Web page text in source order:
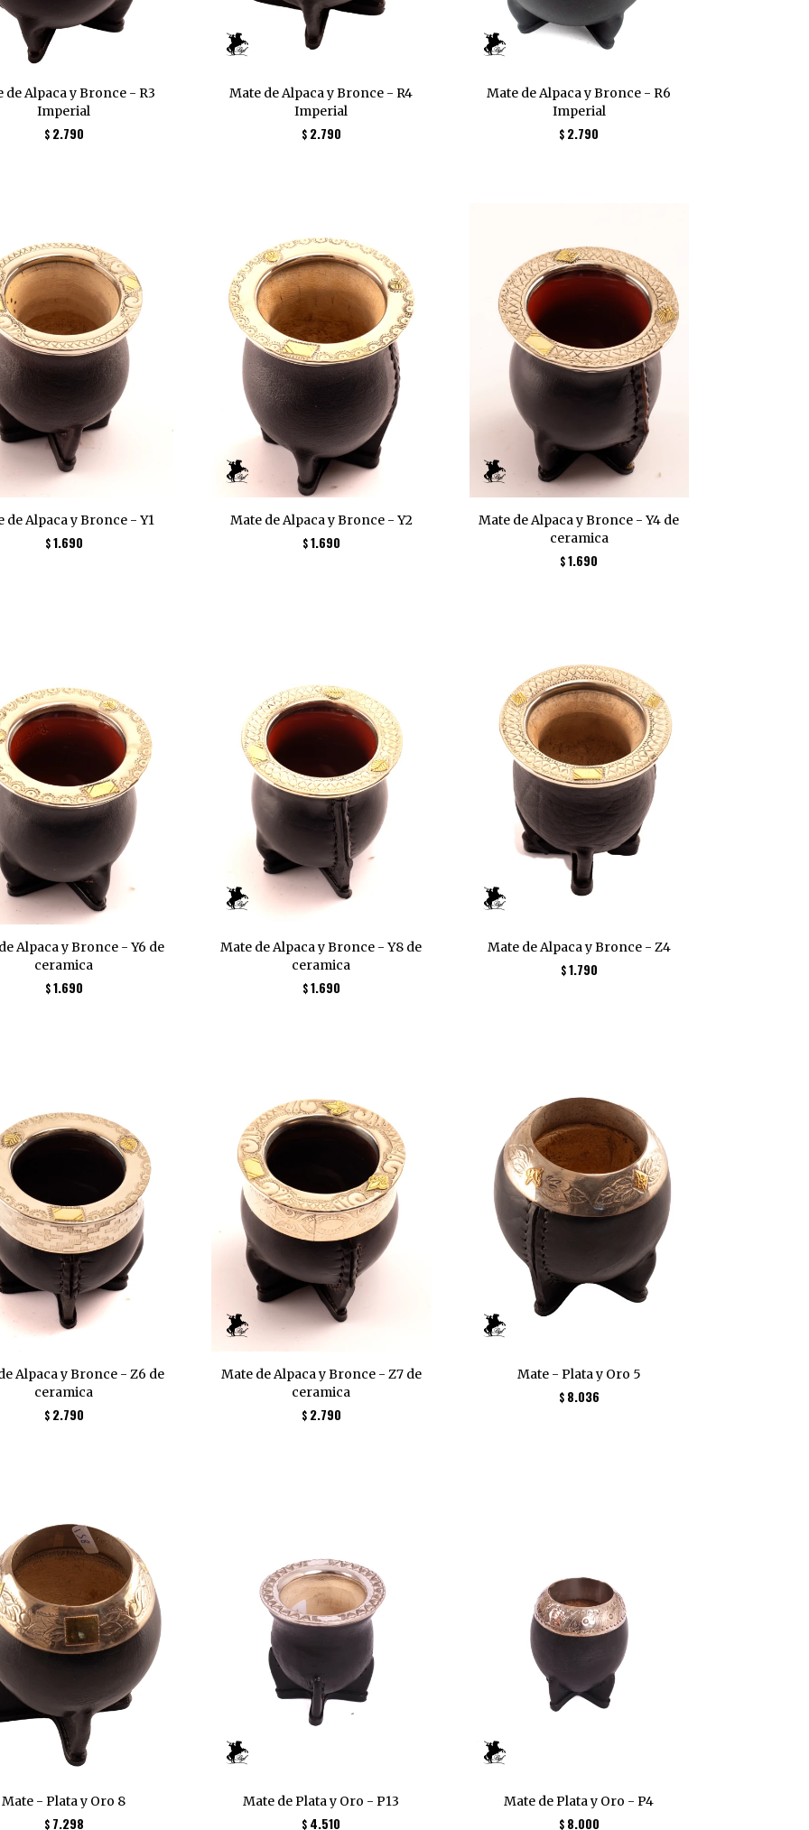
de Alpaca y Bronce - R3
Imperial
$ 2.790
Mate de Alpaca y Bronce - R4
Imperial
$ 2.790
Mate de Alpaca y Bronce - R6
Imperial
$ 2.790
de Alpaca y Bronce - Y1
$ 1.690
Mate de Alpaca y Bronce - Y2
$1.690
Mate de Alpaca y Bronce - Y4 de
ceramica
$ 1.690
Alpaca y Bronce - Y6 de
ceramica
$ 1.690
Mate de Alpaca y Bronce - Y8 de
ceramica
$1.690
Mate de Alpaca y Bronce - Z4
$ 1.790
Alpaca y Bronce - Z6 de
ceramica
$ 2.790
Mate de Alpaca y Bronce - Z7 de
ceramica
$ 2.790
Mate - Plata y Oro 5
$ 8.036
Mate - Plata y Oro 8
$ 7.298
Mate de Plata y Oro - P13
$ 4.510
Mate de Plata y Oro - P4
$ 8.000